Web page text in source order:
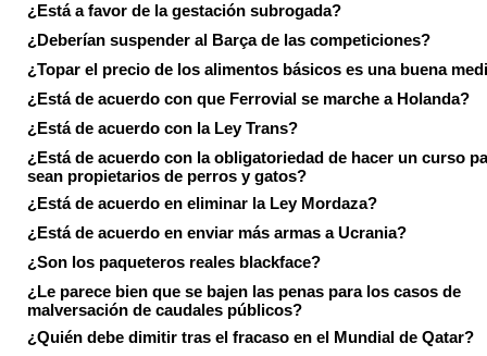
¿Está a favor de la gestación subrogada?
¿Deberían suspender al Barça de las competiciones?
¿Topar el precio de los alimentos básicos es una buena
¿Está de acuerdo con que Ferrovial se marche a Holanda?
¿Está de acuerdo con la Ley Trans?
¿Está de acuerdo con la obligatoriedad de hacer un curso
sean propietarios de perros y gatos?
¿Está de acuerdo en eliminar la Ley Mordaza?
¿Está de acuerdo en enviar más armas a Ucrania?
¿Son los paqueteros reales blackface?
¿Le parece bien que se bajen las penas para los casos de
malversación de caudales públicos?
¿Quién debe dimitir tras el fracaso en el Mundial de Qatar?